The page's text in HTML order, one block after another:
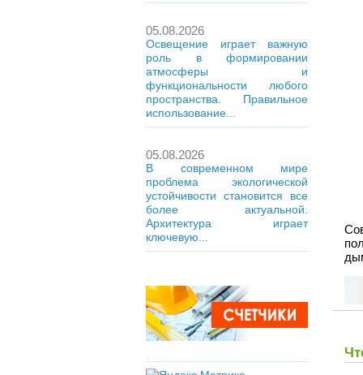
05.08.2026
Освещение играет важную
роль в формировании
атмосферы и
функциональности любого
пространства. Правильное
использование...
05.08.2026
В современном мире
проблема экологической
устойчивости становится все
более актуальной.
Архитектура играет
ключевую...